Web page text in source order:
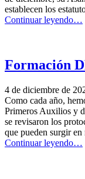
establecen los
Continuar leyendo
de
del
…
Formación
4 de diciembre de
Como cada año,
Primeros Auxilios y
se revisaron los
que pueden surgir
Continuar leyendo…